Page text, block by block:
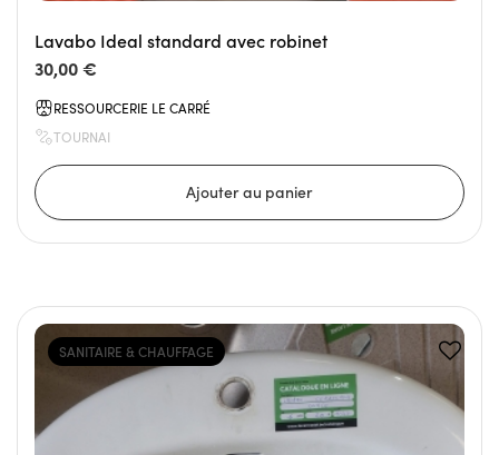
Lavabo Ideal standard avec robinet
30,00 €
RESSOURCERIE LE CARRÉ
TOURNAI
SANITAIRE & CHAUFFAGE